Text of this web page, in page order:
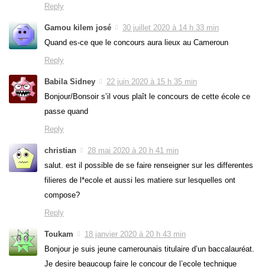
Reply
Gamou kilem josé
30 juillet 2020 à 14 h 33 min
Quand es-ce que le concours aura lieux au Cameroun
Reply
Babila Sidney
22 juin 2020 à 15 h 35 min
Bonjour/Bonsoir s’il vous plaît le concours de cette école ce
passe quand
Reply
christian
28 mai 2020 à 20 h 41 min
salut. est il possible de se faire renseigner sur les differentes
filieres de l*ecole et aussi les matiere sur lesquelles ont
compose?
Reply
Toukam
18 janvier 2020 à 20 h 43 min
Bonjour je suis jeune camerounais titulaire d’un baccalauréat.
Je desire beaucoup faire le concour de l’ecole technique